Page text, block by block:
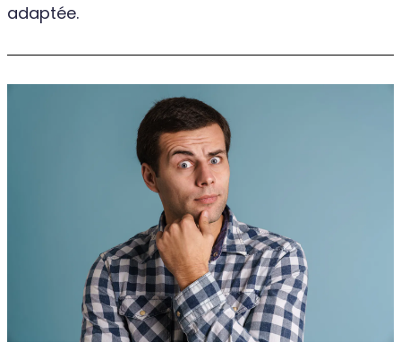
adaptée.